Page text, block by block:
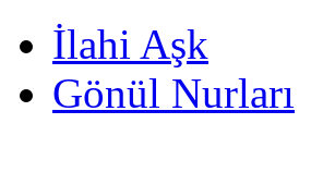
İlahi Aşk
Gönül Nurları